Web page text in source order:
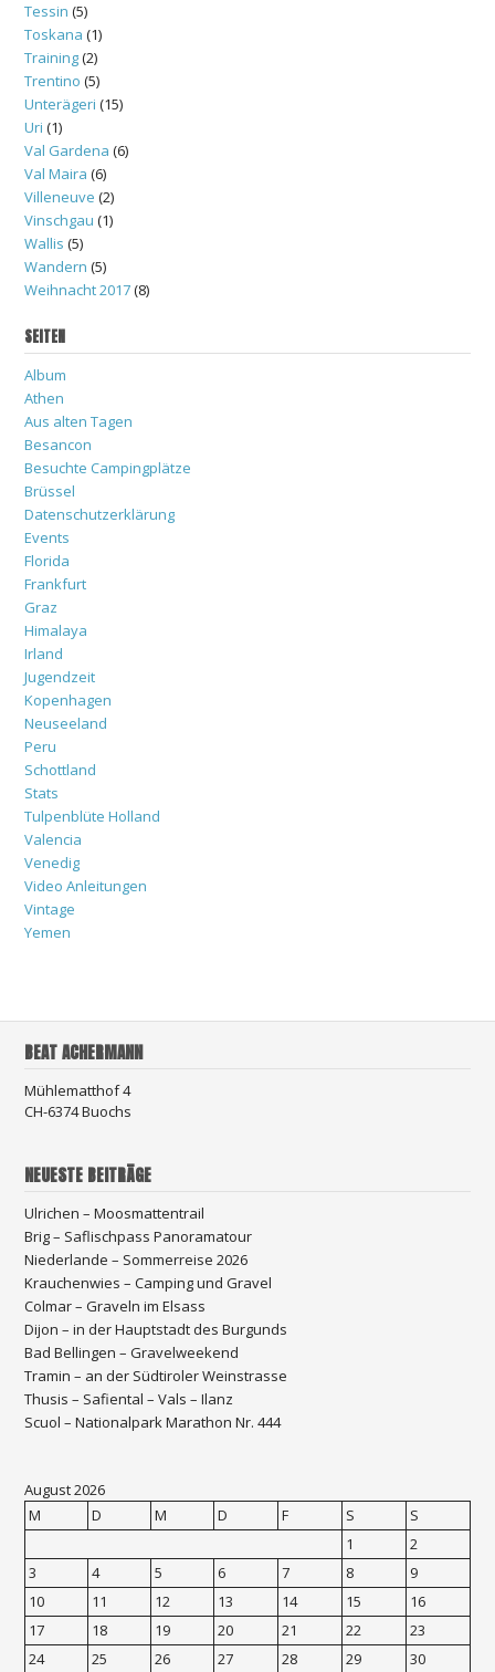
Tessin (5)
Toskana (1)
Training(2)
Trentino (5)
Unterägeri (15)
Uri (1)
Val Gardena (6)
Val Maira (6)
Villeneuve (2)
Vinschgau (1)
Wallis (5)
Wandern (5)
Weihnacht 2017(8)
SEITEN
Album
Athen
Aus alten Tagen
Besancon
Besuchte Campingplätze
Brüssel
Datenschutzerklärung
Events
Florida
Frankfurt
Graz
Himalaya
Irland
Jugendzeit
Kopenhagen
Neuseeland
Peru
Schottland
Stats
Tulpenblüte Holland
Valencia
Venedig
Video Anleitungen
Vintage
Yemen
BEAT ACHERMANN
Mühlematthof 4
CH-6374 Buochs
NEUESTE BEITRÄGE
Ulrichen – Moosmattentrail
Brig – Saflischpass Panoramatour
Niederlande – Sommerreise 2026
Krauchenwies – Camping und Gravel
Colmar – Graveln im Elsass
Dijon – in der Hauptstadt des Burgunds
Bad Bellingen – Gravelweekend
Tramin – an der Südtiroler Weinstrasse
Thusis – Safiental – Vals – Ilanz
Scuol – Nationalpark Marathon Nr. 444
August 2026
M
D M D F S
S
1
2
3
4 5 6 7 8
9
10
11 12 13 14 15
16
17
18 19 20 21 22
23
24
25 26 27 28 29 30